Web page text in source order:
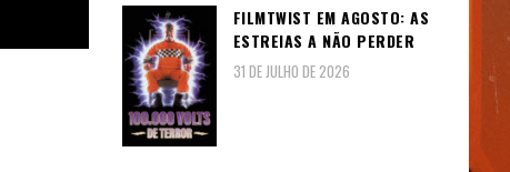
FILMTWIST EM AGOSTO: AS
ESTREIAS A NÃO PERDER
31 DE JULHO DE 2026